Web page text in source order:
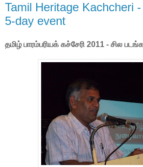
Tamil Heritage Kachcheri
5-day event
தமிழ் பாரம்பரியக் கச்சேரி 2011 - சில